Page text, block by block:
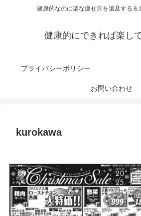
健康的なのに楽な痩せ方を追及する＆
健康的にできれば楽し
プライバシーポリシー
お問い合わせ
kurokawa